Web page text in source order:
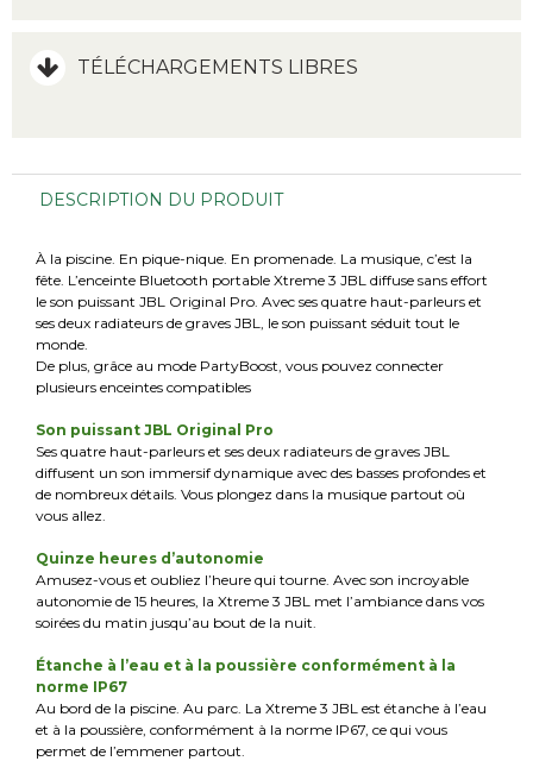
TÉLÉCHARGEMENTS LIBRES
DESCRIPTION DU PRODUIT
À la piscine. En pique-nique. En promenade. La musique, c’est la
fête. L’enceinte Bluetooth portable Xtreme 3 JBL diffuse sans effort
le son puissant JBL Original Pro. Avec ses quatre haut-parleurs et
ses deux radiateurs de graves JBL, le son puissant séduit tout le
monde.
De plus, grâce au mode PartyBoost, vous pouvez connecter
plusieurs enceintes compatibles
Son puissant JBL Original Pro
Ses quatre haut-parleurs et ses deux radiateurs de graves JBL
diffusent un son immersif dynamique avec des basses profondes et
de nombreux détails. Vous plongez dans la musique partout où
vous allez.
Quinze heures d’autonomie
Amusez-vous et oubliez l’heure qui tourne. Avec son incroyable
autonomie de 15 heures, la Xtreme 3 JBL met l’ambiance dans vos
soirées du matin jusqu’au bout de la nuit.
Étanche à l’eau et à la poussière conformément à la
norme IP67
Au bord de la piscine. Au parc. La Xtreme 3 JBL est étanche à l’eau
et à la poussière, conformément à la norme IP67, ce qui vous
permet de l’emmener partout.